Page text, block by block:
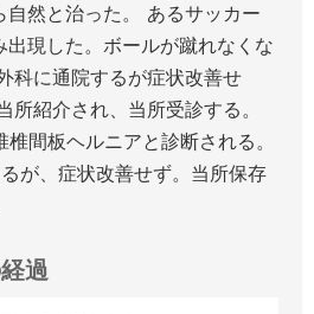
自然と治った。 あるサッカー
現した。ボールが蹴れなくな
科に通院するが症状改善せ
所紹介され、当所受診する。
間板ヘルニアと診断される。
が、症状改善せず。当所保存
過